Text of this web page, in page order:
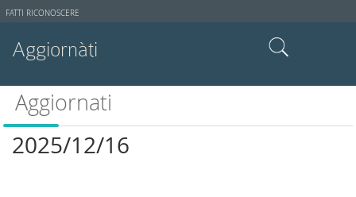
Strumenti
FATTI RICONOSCERE
Aggiornàti
Cerca nel sito
Ricerca avanzata…
Aggiornati
2025/12/16